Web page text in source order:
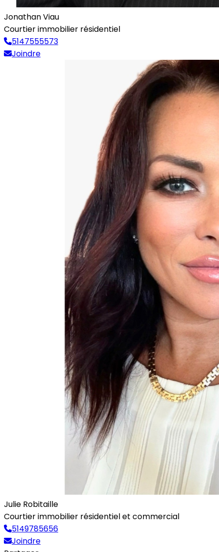
Jonathan Viau
Courtier immobilier résidentiel
5147555573
Joindre
Julie Robitaille
Courtier immobilier résidentiel et commercial
5149785656
Joindre